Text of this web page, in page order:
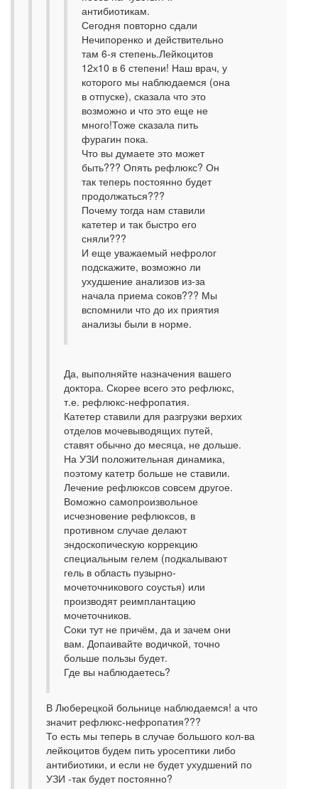
антибиотикам.
Сегодня повторно сдали
Нечипоренко и действительно
там 6-я степень.Лейкоцитов
12х10 в 6 степени! Наш врач, у
которого мы наблюдаемся (она
в отпуске), сказала что это
возможно и что это еще не
много!Тоже сказала пить
фурагин пока.
Что вы думаете это может
быть??? Опять рефлюкс? Он
так теперь постоянно будет
продолжаться???
Почему тогда нам ставили
катетер и так быстро его
сняли???
И еще уважаемый нефролог
подскажите, возможно ли
ухудшение анализов из-за
начала приема соков??? Мы
вспомнили что до их приятия
анализы были в норме.
Да, выполняйте назначения вашего
доктора. Скорее всего это рефлюкс,
т.е. рефлюкс-нефропатия.
Катетер ставили для разгрузки верхих
отделов мочевыводящих путей,
ставят обычно до месяца, не дольше.
На УЗИ положительная динамика,
поэтому катетр больше не ставили.
Лечение рефлюксов совсем другое.
Воможно самопроизвольное
исчезновение рефлюксов, в
противном случае делают
эндоскопическую коррекцию
специальным гелем (подкалывают
гель в область пузырно-
мочеточникового соустья) или
производят реимплантацию
мочеточников.
Соки тут не причём, да и зачем они
вам. Допаивайте водичкой, точно
больше пользы будет.
Где вы наблюдаетесь?
В Люберецкой больнице наблюдаемся! а что
значит рефлюкс-нефропатия???
То есть мы теперь в случае большого кол-ва
лейкоцитов будем пить уросептики либо
антибиотики, и если не будет ухудшений по
УЗИ -так будет постоянно?